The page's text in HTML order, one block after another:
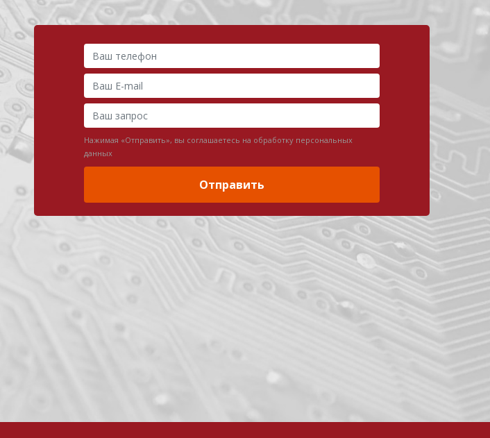
Нажимая «Отправить», вы соглашаетесь на обработку персональных
данных
Отправить